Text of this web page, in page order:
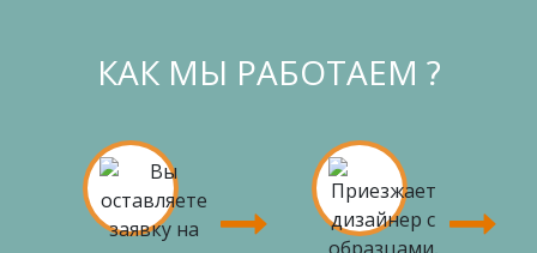
КАК МЫ РАБОТАЕМ ?